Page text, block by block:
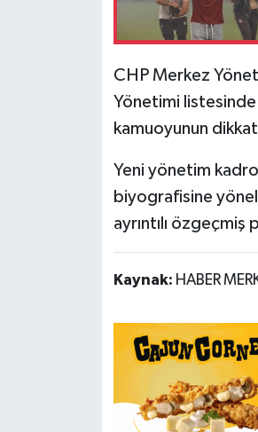
CHP Merkez
Yönetimi
kamuoyunun
Yeni yönetim
biyografisine
ayrıntılı özgeçmiş
Kaynak: HABER